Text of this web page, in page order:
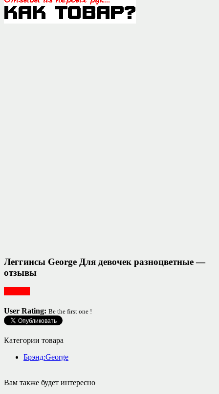
Леггинсы George Для девочек разноцветные —
отзывы
User Rating: Be the first one !
Категории товара
Брэнд:George
Вам также будет интересно